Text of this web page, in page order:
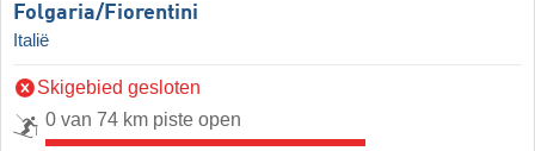
Folgaria/​Fiorentini
Italië
Skigebied gesloten
0 van 74 km piste open